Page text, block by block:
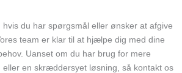
hvis du har spørgsmål eller ønsker at afgive
team er klar til at hjælpe dig med dine
Uanset om du har brug for mere
eller en skræddersyet løsning, så kontakt os